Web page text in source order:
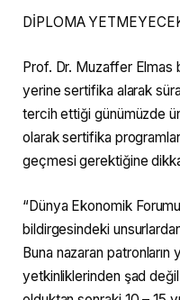
DİPLOMA
Prof. Dr. Muzaffer Elmas
yerine sertifika alarak
tercih ettiği günümüzde
olarak sertifika
geçmesi gerektiğine
“Dünya Ekonomik
bildirgesindeki
Buna nazaran patronların
yetkinliklerinden şad